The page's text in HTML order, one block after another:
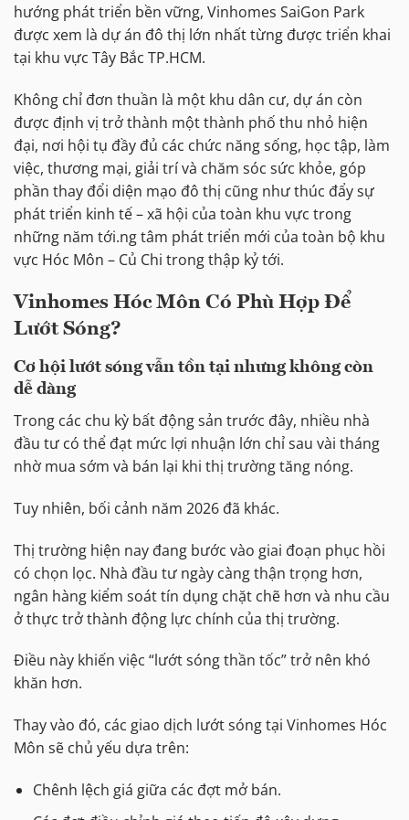
hướng phát triển bền vững, Vinhomes SaiGon Park
được xem là dự án đô thị lớn nhất từng được triển khai
tại khu vực Tây Bắc TP.HCM.
Không chỉ đơn thuần là một khu dân cư, dự án còn
được định vị trở thành một thành phố thu nhỏ hiện
đại, nơi hội tụ đầy đủ các chức năng sống, học tập, làm
việc, thương mại, giải trí và chăm sóc sức khỏe, góp
phần thay đổi diện mạo đô thị cũng như thúc đẩy sự
phát triển kinh tế – xã hội của toàn khu vực trong
những năm tới.ng tâm phát triển mới của toàn bộ khu
vực Hóc Môn – Củ Chi trong thập kỷ tới.
Vinhomes Hóc Môn Có Phù Hợp Để
Lướt Sóng?
Cơ hội lướt sóng vẫn tồn tại nhưng không còn
dễ dàng
Trong các chu kỳ bất động sản trước đây, nhiều nhà
đầu tư có thể đạt mức lợi nhuận lớn chỉ sau vài tháng
nhờ mua sớm và bán lại khi thị trường tăng nóng.
Tuy nhiên, bối cảnh năm 2026 đã khác.
Thị trường hiện nay đang bước vào giai đoạn phục hồi
có chọn lọc. Nhà đầu tư ngày càng thận trọng hơn,
ngân hàng kiểm soát tín dụng chặt chẽ hơn và nhu cầu
ở thực trở thành động lực chính của thị trường.
Điều này khiến việc “lướt sóng thần tốc” trở nên khó
khăn hơn.
Thay vào đó, các giao dịch lướt sóng tại Vinhomes Hóc
Môn sẽ chủ yếu dựa trên:
Chênh lệch giá giữa các đợt mở bán.